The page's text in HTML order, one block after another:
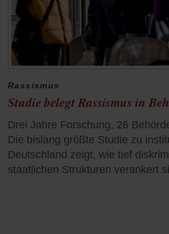
Rassismus
Studie belegt Rassismus in
Drei Jahre Forschung, 26
Die bislang größte Studie zu
Deutschland zeigt, wie tief
staatlichen Strukturen verankert